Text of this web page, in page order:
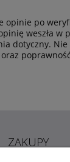
opinie po
weszła w
dotyczny.
ZAKUPY